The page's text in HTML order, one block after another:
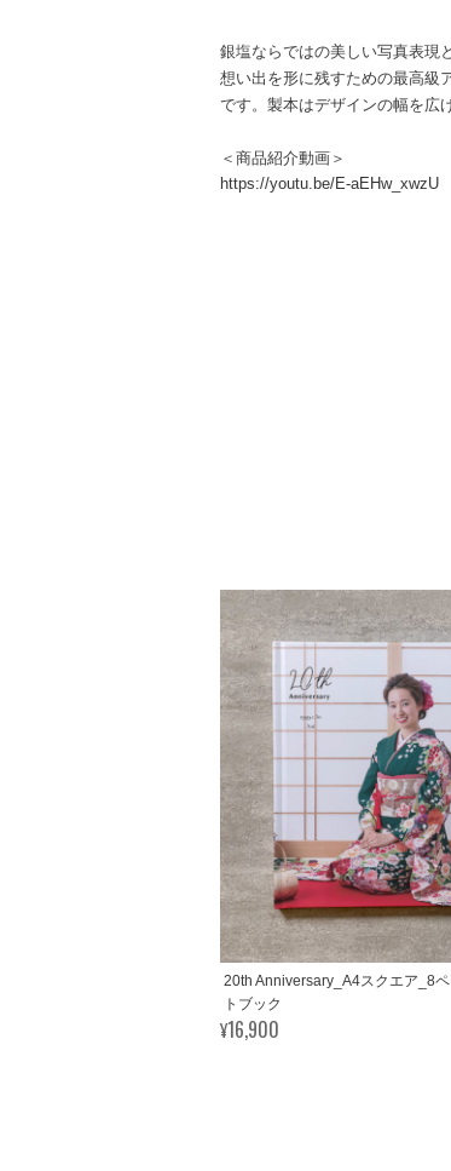
銀塩ならではの美しい写真表現
想い出を形に残すための最高級
です。製本はデザインの幅を広
＜商品紹介動画＞
https://youtu.be/E-aEHw_xwzU
20th Anniversary_A4スクエア_8
トブック
¥16,900